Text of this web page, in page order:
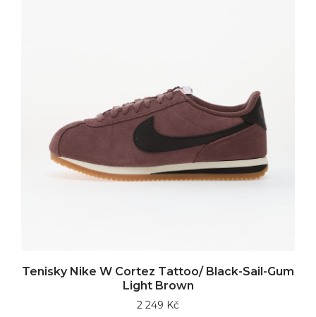
Tenisky Nike W Cortez Tattoo/ Black-Sail-Gum
Light Brown
2 249 Kč